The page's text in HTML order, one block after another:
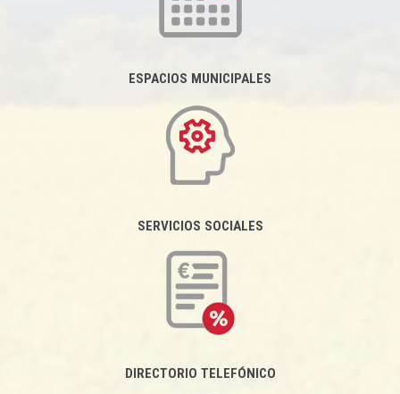
ESPACIOS MUNICIPALES
SERVICIOS SOCIALES
DIRECTORIO TELEFÓNICO